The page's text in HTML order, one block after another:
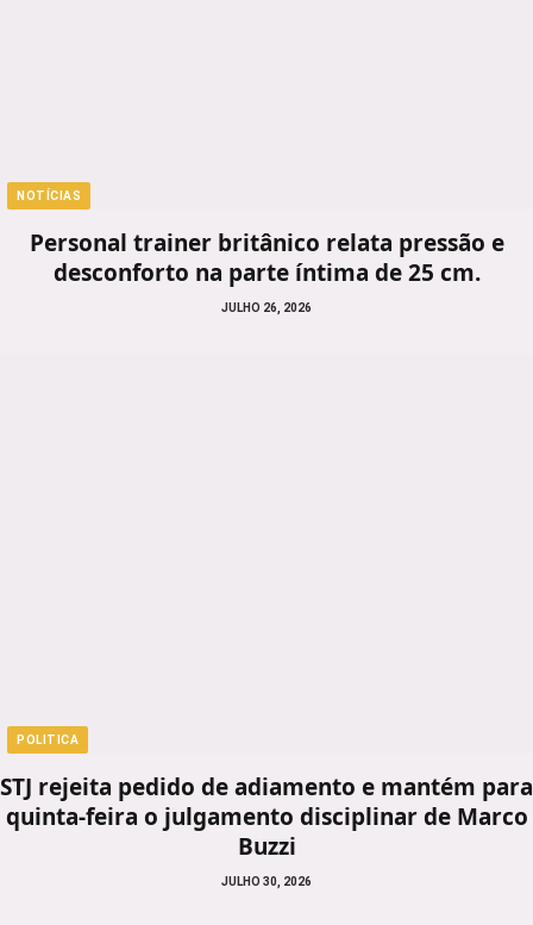
NOTÍCIAS
Personal trainer britânico relata pressão e
desconforto na parte íntima de 25 cm.
JULHO 26, 2026
POLITICA
STJ rejeita pedido de adiamento e mantém para
quinta-feira o julgamento disciplinar de Marco
Buzzi
JULHO 30, 2026